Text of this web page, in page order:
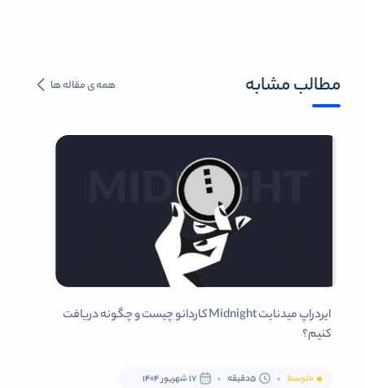
مطالب مشابه همه ی مقاله ها
ایردراپ میدنایت Midnight کاردانو چیست و چگونه دریافت
کنیم؟
متوسط 5دقیقه 17 شهریور 1404